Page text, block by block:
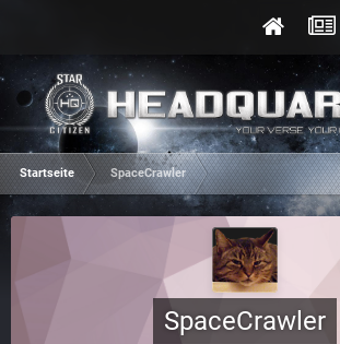
Startseite SpaceCrawler
SpaceCrawler